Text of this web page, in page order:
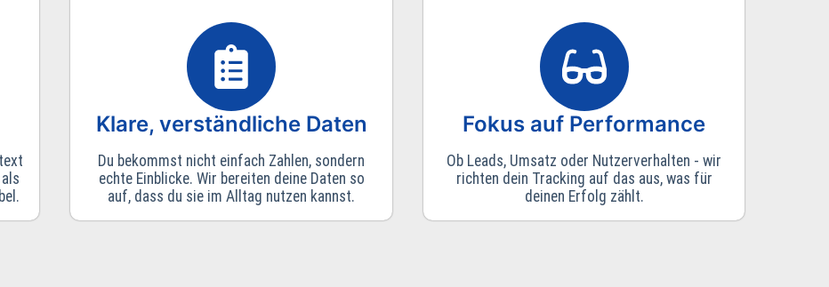
Klare, verständliche Daten
Du bekommst nicht einfach Zahlen, sondern
echte Einblicke. Wir bereiten deine Daten so
auf, dass du sie im Alltag nutzen kannst.
Fokus auf Performance
Ob Leads, Umsatz oder Nutzerverhalten - wir
richten dein Tracking auf das aus, was für
deinen Erfolg zählt.